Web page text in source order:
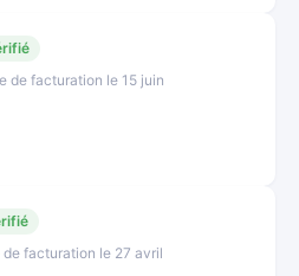
de facturation le 15 juin
facturation le 27 avril